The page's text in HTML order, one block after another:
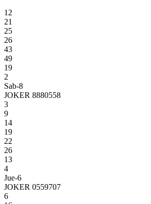
12
21
25
26
43
49
19
2
Sab-8
JOKER 8880558
3
9
14
19
22
26
13
4
Jue-6
JOKER 0559707
6